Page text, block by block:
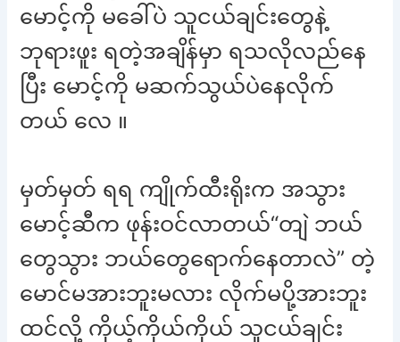
မောင့်ကို မခေါ်ပဲ သူငယ်ချင်းတွေနဲ့
ဘုရားဖူး ရတဲ့အချိန်မှာ ရသလိုလည်နေ
ပြီး မောင့်ကို မဆက်သွယ်ပဲနေလိုက်
တယ် လေ ။
မှတ်မှတ် ရရ ကျိုက်ထီးရိုးက အသွား
မောင့်ဆီက ဖုန်းဝင်လာတယ်“တျဲ ဘယ်
တွေသွား ဘယ်တွေရောက်နေတာလဲ” တဲ့
မောင်မအားဘူးမလား လိုက်မပို့အားဘူး
ထင်လို့ ကိုယ့်ကိုယ်ကိုယ် သူငယ်ချင်း